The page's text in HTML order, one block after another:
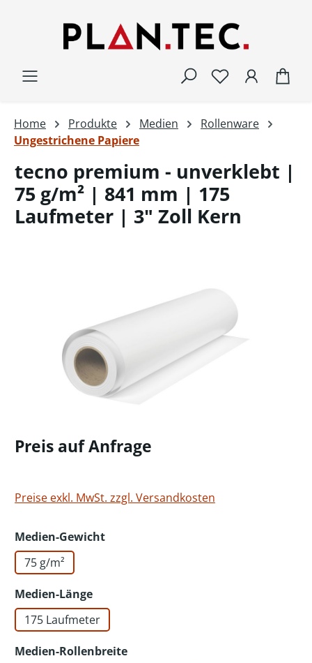
Home Produkte Medien
Rollenware
Ungestrichene Papiere
tecno premium - unverklebt |
75 g/m² | 841 mm | 175
Laufmeter | 3" Zoll Kern
Preis auf Anfrage
Preise exkl. MwSt. zzgl. Versandkosten
Medien-Gewichtauswählen
75 g/m²
Medien-Längeauswählen
175 Laufmeter
Medien-Rollenbreiteauswählen